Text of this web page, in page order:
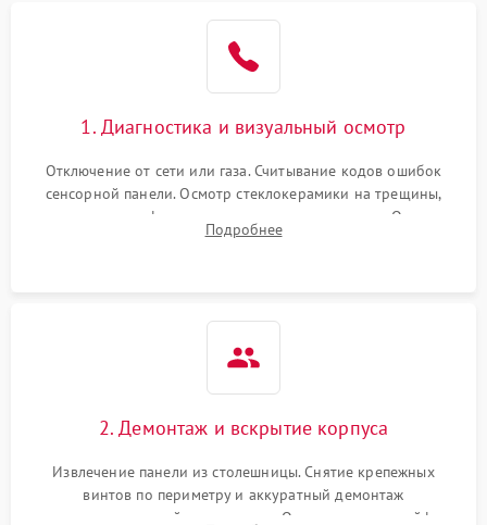
1. Диагностика и визуальный осмотр
Отключение от сети или газа. Считывание кодов ошибок
сенсорной панели. Осмотр стеклокерамики на трещины,
проверка конфорок на равномерность нагрева. Опрос
клиента о симптомах (не включается, не видит посуду,
Подробнее
2. Демонтаж и вскрытие корпуса
Извлечение панели из столешницы. Снятие крепежных
винтов по периметру и аккуратный демонтаж
стеклокерамической поверхности. Отсоединение шлейфов